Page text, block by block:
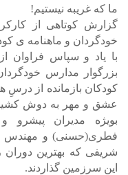
ما که غریبه نیستیم!
گزارش کوتاهی از
خودگردان و ماهنامه ی
با یاد و سپاس فراوان
بزرگوار مدارس
کودکان بازمانده از درسِ
عشق و مهر به دوش
بویژه مدیران
فطری(حسنی) و مهندس
شریفی که بهترین
این سرزمین گذاردند.